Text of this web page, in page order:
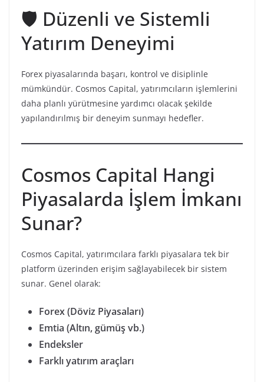
🛡️ Düzenli ve Sistemli
Yatırım Deneyimi
Forex piyasalarında başarı, kontrol ve disiplinle
mümkündür. Cosmos Capital, yatırımcıların işlemlerini
daha planlı yürütmesine yardımcı olacak şekilde
yapılandırılmış bir deneyim sunmayı hedefler.
Cosmos Capital Hangi
Piyasalarda İşlem İmkanı
Sunar?
Cosmos Capital, yatırımcılara farklı piyasalara tek bir
platform üzerinden erişim sağlayabilecek bir sistem
sunar. Genel olarak:
Forex (Döviz Piyasaları)
Emtia (Altın, gümüş vb.)
Endeksler
Farklı yatırım araçları